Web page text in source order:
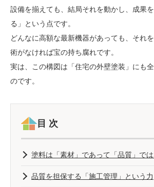
設備を揃えても、結局それを動かし、成果
る」という点です。
どんなに高額な最新機器があっても、それ
術がなければ宝の持ち腐れです。
実は、この構図は「住宅の外壁塗装」にも
のです。
目次
塗料は「素材」であって「品質」で
品質を担保する「施工管理」という力